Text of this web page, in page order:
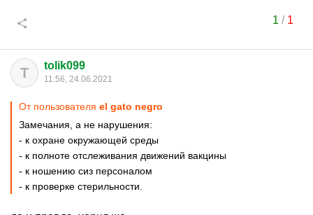
1 / 1
T tolik099
11:56, 24.06.2021
От пользователя el gato negro
Замечания, а не нарушения:
- к охране окружающей среды
- к полноте отслеживания движений вакцины
- к ношению сиз персоналом
- к проверке стерильности.